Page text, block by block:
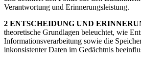
Verantwortung und Erinnerungsleistung.
2 ENTSCHEIDUNG UND
theoretische Grundlagen beleuchtet, wie
Informationsverarbeitung sowie die
inkonsistenter Daten im Gedächtnis